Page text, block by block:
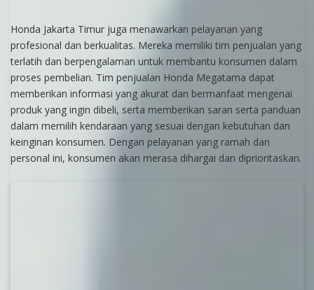
Honda Jakarta Timur juga menawarkan pelayanan yang
profesional dan berkualitas. Mereka memiliki tim penjualan yang
terlatih dan berpengalaman untuk membantu konsumen dalam
proses pembelian. Tim penjualan Honda Megatama dapat
memberikan informasi yang akurat dan bermanfaat mengenai
produk yang ingin dibeli, serta memberikan saran serta panduan
dalam memilih kendaraan yang sesuai dengan kebutuhan dan
keinginan konsumen. Dengan pelayanan yang ramah dan
personal ini, konsumen akan merasa dihargai dan diprioritaskan.